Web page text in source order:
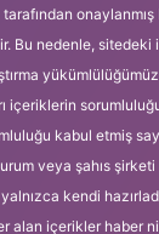
onaylanmış
Bu nedenle,
içeriklerin
kabul etmiş
veya şahıs şirketi
kendi
alan içerikler haber